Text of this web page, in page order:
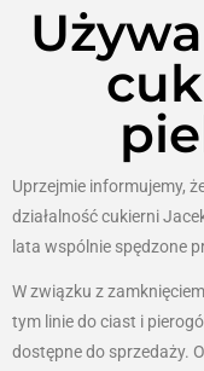
Uprzejmie informujemy,
działalność cukierni
lata wspólnie spędzone
W związku z
tym linie do ciast i
dostępne do sprzedaży.